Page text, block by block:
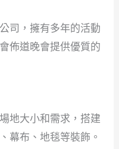
司，擁有多年的活動
佈道晚會提供優質的
地大小和需求，搭建
幕布、地毯等裝飾。